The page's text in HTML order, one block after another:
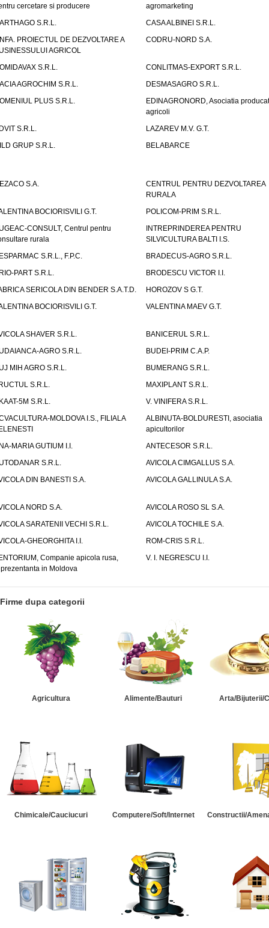
cercetare si producere
agromarketing
S.R.L.
CASA ALBINEI S.R.L.
PROIECTUL DE DEZVOLTARE A
AGRICOL
CODRU-NORD S.A.
S.R.L.
CONLITMAS-EXPORT S.R.L.
AGROCHIM S.R.L.
DESMASAGRO S.R.L.
PLUS S.R.L.
EDINAGRONORD, Asociatia
agricoli
S.R.L.
LAZAREV M.V. G.T.
GRUP S.R.L.
BELABARCE
S.A.
CENTRUL PENTRU DEZVOLTAREA
RURALA
BOCIORISVILI G.T.
POLICOM-PRIM S.R.L.
CONSULT, Centrul pentru
rurala
INTREPRINDEREA PENTRU
SILVICULTURA BALTI I.S.
S.R.L., F.P.C.
BRADECUS-AGRO S.R.L.
PART S.R.L.
BRODESCU VICTOR I.I.
SERICOLA DIN BENDER S.A.T.D.
HOROZOV S G.T.
BOCIORISVILI G.T.
VALENTINA MAEV G.T.
SHAVER S.R.L.
BANICERUL S.R.L.
AGRO S.R.L.
BUDEI-PRIM C.A.P.
MIH AGRO S.R.L.
BUMERANG S.R.L.
S.R.L.
MAXIPLANT S.R.L.
5M S.R.L.
V. VINIFERA S.R.L.
MOLDOVA I.S., FILIALA
ALBINUTA-BOLDURESTI, asociatia
apicultorilor
MARIA GUTIUM I.I.
ANTECESOR S.R.L.
S.R.L.
AVICOLA CIMGALLUS S.A.
DIN BANESTI S.A.
AVICOLA GALLINULA S.A.
NORD S.A.
AVICOLA ROSO SL S.A.
SARATENII VECHI S.R.L.
AVICOLA TOCHILE S.A.
GHEORGHITA I.I.
ROM-CRIS S.R.L.
Companie apicola rusa,
in Moldova
V. I. NEGRESCU I.I.
Firme dupa categorii
Agricultura Alimente/Bauturi Arta/Bijuterii/
Chimicale/Cauciucuri Computere/Soft/Internet Constructii/